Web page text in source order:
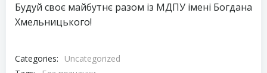
Будуй своє майбутнє разом із МДПУ імені Богдана
Хмельницького!
Categories:
Uncategorized